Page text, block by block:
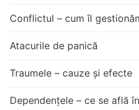
Conflictul – cum îl
Atacurile de panică
Traumele – cauze și efecte
Dependențele – ce se află